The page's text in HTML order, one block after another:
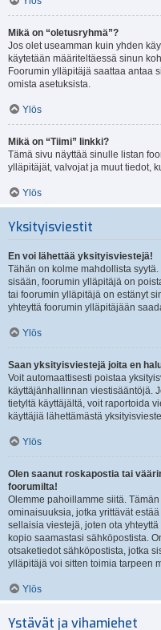
Mikä on “oletusryhmä”?
Jos olet useamman kuin yhden
käytetään määriteltäessä sinun
Foorumin ylläpitäjä saattaa antaa
omista asetuksista.
Ylös
Mikä on “Tiimi” linkki?
Tämä sivu näyttää sinulle listan
ylläpitäjät, valvojat ja muut tiedot,
Ylös
Yksityisviestit
En voi lähettää yksityisviestejä!
Tähän on kolme mahdollista
sisään, foorumin ylläpitäjä on
tai foorumin ylläpitäjä on estänyt
yhteyttä foorumin ylläpitäjään
Ylös
Saan yksityisviestejä joita en
Voit automaattisesti poistaa
käyttäjänhallinnan viestisääntöjä.
tietyltä käyttäjältä, voit raportoida
käyttäjiä lähettämästä
Ylös
Olen saanut roskapostia tai
foorumilta!
Olemme pahoillamme siitä.
ominaisuuksia, jotka yrittävät
sellaisia viestejä, joten ota
kopio saamastasi sähköpostista.
otsaketiedot sähköpostista, jotka
ylläpitäjä voi sitten toimia tarpeen
Ylös
Ystävät ja vihamiehet